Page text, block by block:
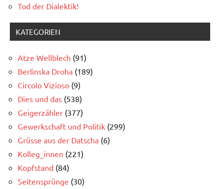
Tod der Dialektik!
KATEGORIEN
Atze Wellblech (91)
Berlinska Droha (189)
Circolo Vizioso (9)
Dies und das (538)
Geigerzähler (377)
Gewerkschaft und Politik (299)
Grüsse aus der Datscha (6)
Kolleg_innen (221)
Kopfstand (84)
Seitensprünge (30)